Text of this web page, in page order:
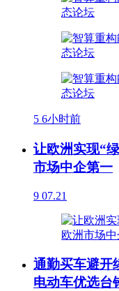
5 6小时前
让欧洲实现“
市场中企第一
9 07.21
通勤买车避开
电动车优选台